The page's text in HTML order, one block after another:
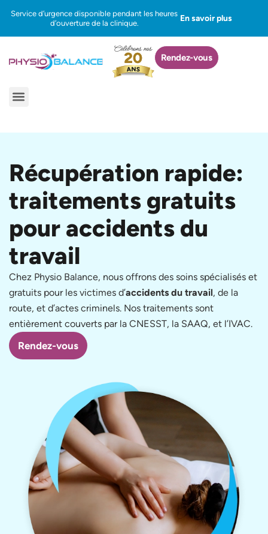
contenu
Service d’urgence disponible pendant les heures
d’ouverture de la clinique.
En savoir plus
Rendez-vous
Menu
Récupération rapide:
traitements gratuits
pour accidents du
travail
Chez Physio Balance, nous offrons des soins spécialisés et
gratuits pour les victimes d’accidents du travail, de la
route, et d’actes criminels. Nos traitements sont
entièrement couverts par la CNESST, la SAAQ, et l’IVAC.
Rendez-vous